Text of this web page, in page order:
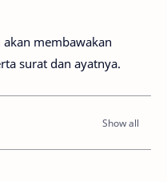
membawakan
surat dan ayatnya.